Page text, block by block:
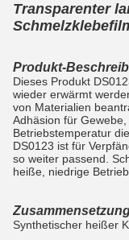
Transparenter
Produkt-
Dieses Produkt
wieder erwärmt
von Materialien
Adhäsion für
Betriebstemperatur
DS0123 ist für
so weiter passend.
heiße, niedrige
Synthetischer heißer